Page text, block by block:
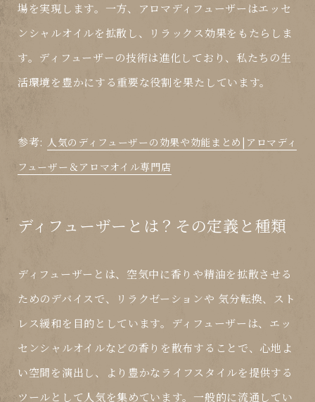
場を実現します。一方、アロマディフューザーはエッセ
ンシャルオイルを拡散し、リラックス効果をもたらしま
す。ディフューザーの技術は進化しており、私たちの生
活環境を豊かにする重要な役割を果たしています。
参考: 人気のディフューザーの効果や効能まとめ|アロマディ
フューザー＆アロマオイル専門店
ディフューザーとは？その定義と種類
ディフューザーとは、空気中に香りや精油を拡散させる
ためのデバイスで、リラクゼーションや 気分転換、スト
レス緩和を目的としています。ディフューザーは、エッ
センシャルオイルなどの香りを散布することで、心地よ
い空間を演出し、より豊かなライフスタイルを提供する
ツールとして人気を集めています。一般的に流通してい